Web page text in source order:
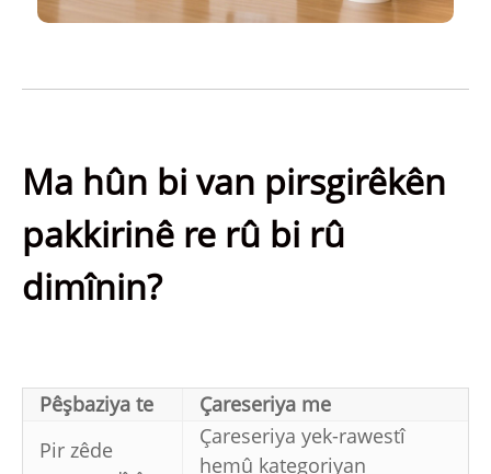
Ma hûn bi van pirsgirêkên
pakkirinê re rû bi rû
dimînin?
Pêşbaziya te
Çareseriya me
Pir zêde
Çareseriya yek-rawestî
hemû kategoriyan